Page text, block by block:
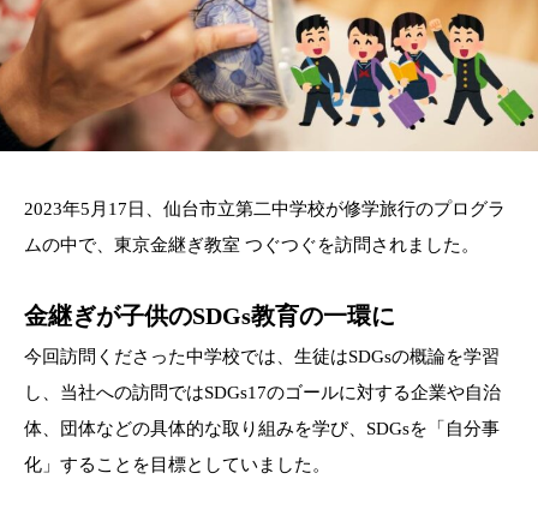
2023年5月17日、仙台市立第二中学校が修学旅行のプログラ
ムの中で、東京金継ぎ教室 つぐつぐを訪問されました。
金継ぎが子供のSDGs教育の一環に
今回訪問くださった中学校では、生徒はSDGsの概論を学習
し、当社への訪問ではSDGs17のゴールに対する企業や自治
体、団体などの具体的な取り組みを学び、SDGsを「自分事
化」することを目標としていました。